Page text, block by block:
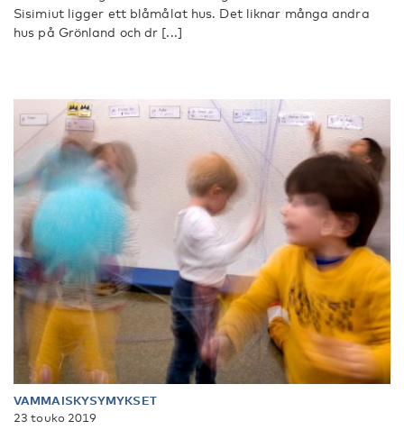
Sisimiut ligger ett blåmålat hus. Det liknar många andra
hus på Grönland och dr [...]
VAMMAISKYSYMYKSET
23 touko 2019